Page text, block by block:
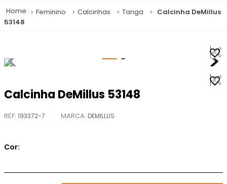
Feminino Calcinhas Tanga
Calcinha DeMillus
53148
Calcinha DeMillus 53148
REF: 193372-7 DEMILLUS
Cor: